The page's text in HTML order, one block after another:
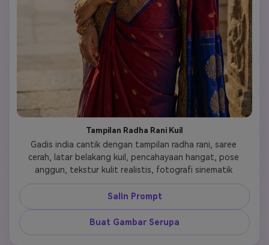
Tampilan Radha Rani Kuil
Gadis india cantik dengan tampilan radha rani, saree
cerah, latar belakang kuil, pencahayaan hangat, pose
anggun, tekstur kulit realistis, fotografi sinematik
Salin Prompt
Buat Gambar Serupa